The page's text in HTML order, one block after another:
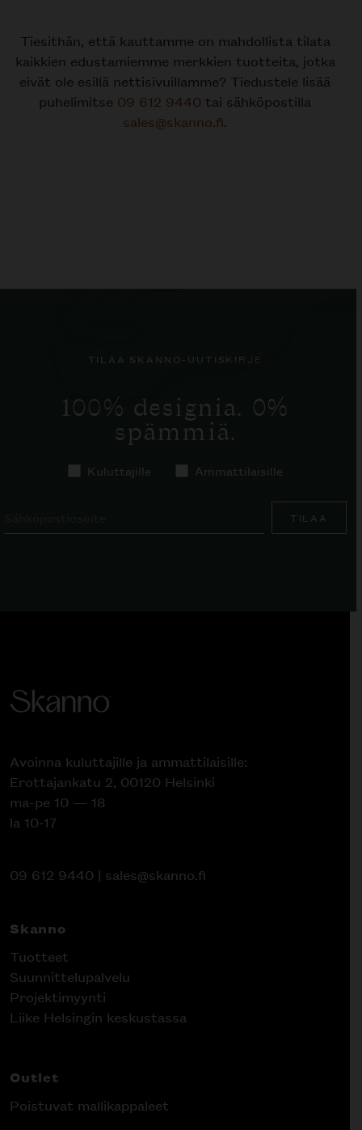
Tiesithän, että kauttamme on mahdollista tilata
kaikkien edustamiemme merkkien tuotteita, jotka
eivät ole esillä nettisivuillamme? Tiedustele lisää
puhelimitse 09 612 9440 tai sähköpostilla
sales@skanno.fi.
TILAA SKANNO-UUTISKIRJE
100% designia. 0%
spämmiä.
Kuluttajille Ammattilaisille
TILAA
Avoinna kuluttajille ja ammattilaisille:
Erottajankatu 2, 00120 Helsinki
ma-pe 10 — 18
la 10-17
09 612 9440 | sales@skanno.fi
Skanno
Tuotteet
Suunnittelupalvelu
Projektimyynti
Liike Helsingin keskustassa
Outlet
Poistuvat mallikappaleet